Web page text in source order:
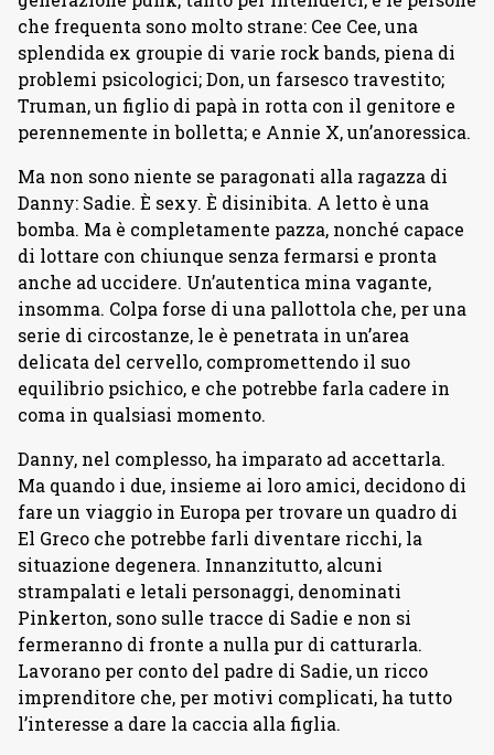
che frequenta sono molto strane: Cee Cee, una
splendida ex groupie di varie rock bands, piena di
problemi psicologici; Don, un farsesco travestito;
Truman, un figlio di papà in rotta con il genitore e
perennemente in bolletta; e Annie X, un’anoressica.
Ma non sono niente se paragonati alla ragazza di
Danny: Sadie. È sexy. È disinibita. A letto è una
bomba. Ma è completamente pazza, nonché capace
di lottare con chiunque senza fermarsi e pronta
anche ad uccidere. Un’autentica mina vagante,
insomma. Colpa forse di una pallottola che, per una
serie di circostanze, le è penetrata in un’area
delicata del cervello, compromettendo il suo
equilibrio psichico, e che potrebbe farla cadere in
coma in qualsiasi momento.
Danny, nel complesso, ha imparato ad accettarla.
Ma quando i due, insieme ai loro amici, decidono di
fare un viaggio in Europa per trovare un quadro di
El Greco che potrebbe farli diventare ricchi, la
situazione degenera. Innanzitutto, alcuni
strampalati e letali personaggi, denominati
Pinkerton, sono sulle tracce di Sadie e non si
fermeranno di fronte a nulla pur di catturarla.
Lavorano per conto del padre di Sadie, un ricco
imprenditore che, per motivi complicati, ha tutto
l’interesse a dare la caccia alla figlia.